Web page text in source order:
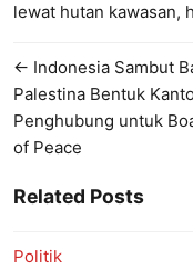
lewat hutan kawasan,
← Indonesia Sambut
Palestina Bentuk
Penghubung untuk
of Peace
Related Posts
Politik